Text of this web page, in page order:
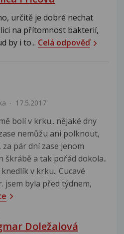
určitě je dobré nechat
na přítomnost bakterií,
by i to... Celá odpověď
17.5.2017
bolí v krku.. nějaké dny
nemůžu ani polknout,
pár dní zase jenom
škrábě a tak pořád dokola..
v krku.. Cucavé
jsem byla před týdnem,
Doležalová